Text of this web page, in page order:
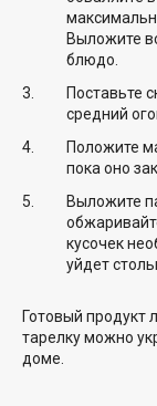
Выложите
блюдо.
Поставьте
средний
Положите
пока оно
Выложите
кусочек
уйдет
Готовый продукт
тарелку можно
доме.